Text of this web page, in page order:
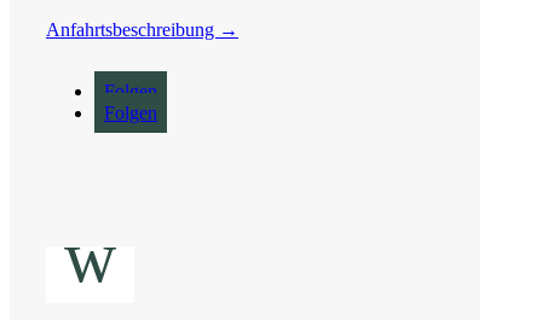
Anfahrtsbeschreibung →
Folgen
Folgen
w